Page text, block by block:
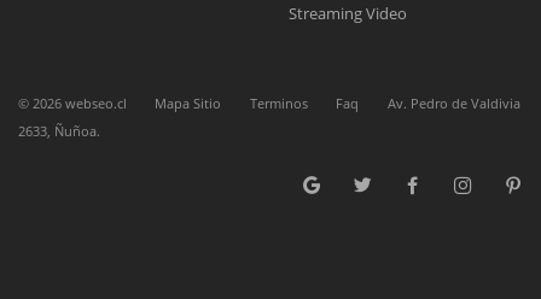
Streaming Video
© 2026 webseo.cl Mapa Sitio Terminos Faq
Av. Pedro de Valdivia
2633, Ñuñoa.